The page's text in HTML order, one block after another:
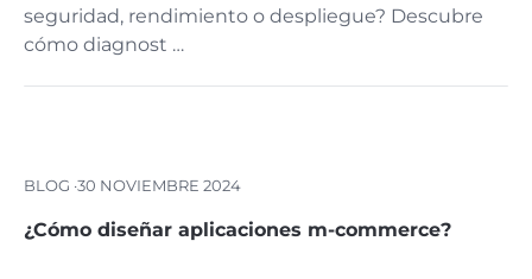
seguridad, rendimiento o despliegue? Descubre
cómo diagnost …
BLOG ·30 NOVIEMBRE 2024
¿Cómo diseñar aplicaciones m-commerce?